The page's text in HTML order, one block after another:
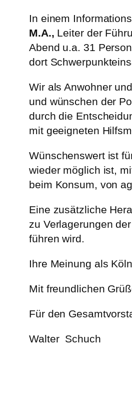
In einem
M.A., Leiter der
Abend u.a. 31
dort
Wir als Anwohner
und wünschen der
durch die
mit geeigneten
Wünschenswert ist
wieder möglich ist,
beim Konsum, von
Eine zusätzliche
zu Verlagerungen
führen wird.
Ihre Meinung als
Mit freundlichen
Für den
Walter Schuch